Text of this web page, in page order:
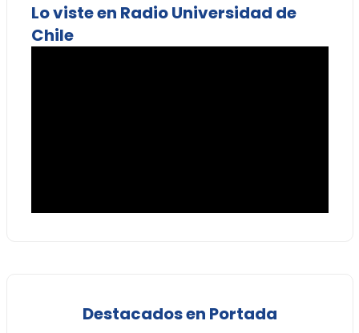
Lo viste en Radio Universidad de
Chile
Destacados en Portada